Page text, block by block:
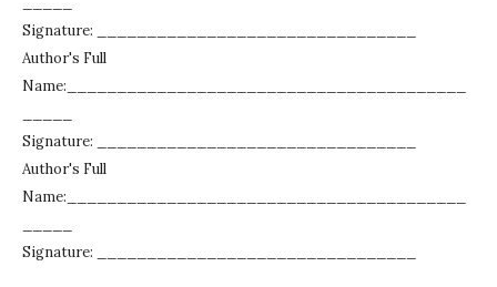
Signature: ________________________________
Author's Full
Name:________________________________________
Signature: ________________________________
Author's Full
Name:________________________________________
Signature: ________________________________